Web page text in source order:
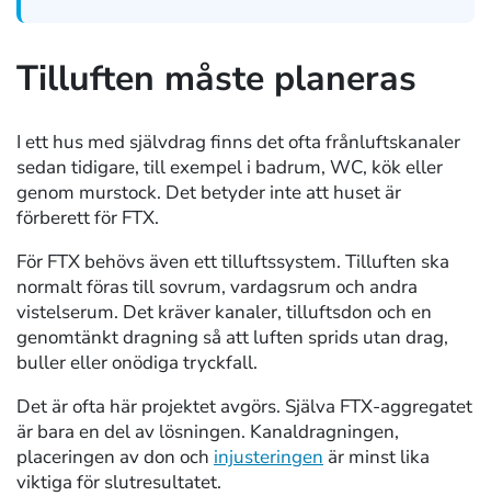
Tilluften måste planeras
I ett hus med självdrag finns det ofta frånluftskanaler
sedan tidigare, till exempel i badrum, WC, kök eller
genom murstock. Det betyder inte att huset är
förberett för FTX.
För FTX behövs även ett tilluftssystem. Tilluften ska
normalt föras till sovrum, vardagsrum och andra
vistelserum. Det kräver kanaler, tilluftsdon och en
genomtänkt dragning så att luften sprids utan drag,
buller eller onödiga tryckfall.
Det är ofta här projektet avgörs. Själva FTX-aggregatet
är bara en del av lösningen. Kanaldragningen,
placeringen av don och injusteringen är minst lika
viktiga för slutresultatet.